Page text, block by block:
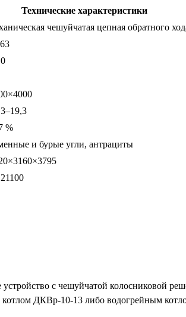
Технические характеристики
чешуйчатая цепная обратного
%
и бурые угли, антрациты
с чешуйчатой колосниковой
ДКВр-10-13 либо водогрейным